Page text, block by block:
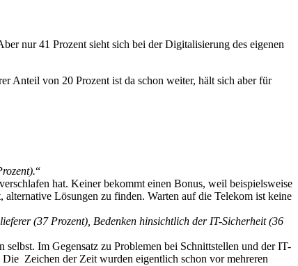
nur 41 Prozent sieht sich bei der Digitalisierung des eigenen
Anteil von 20 Prozent ist da schon weiter, hält sich aber für
“
hat. Keiner bekommt einen Bonus, weil beispielsweise
Lösungen zu finden. Warten auf die Telekom ist keine
(37 Prozent), Bedenken hinsichtlich der IT-Sicherheit (36
Im Gegensatz zu Problemen bei Schnittstellen und der IT-
Zeichen der Zeit wurden eigentlich schon vor mehreren